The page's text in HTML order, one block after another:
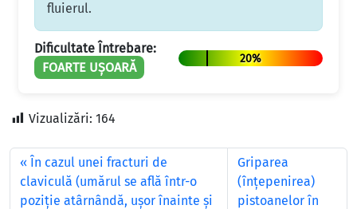
fluierul.
Dificultate Întrebare:
FOARTE UȘOARĂ
20%
Vizualizări: 164
În cazul unei fracturi de
claviculă (umărul se află într-o
poziţie atârnândă, uşor înainte şi
Griparea
(înţepenirea)
pistoanelor în